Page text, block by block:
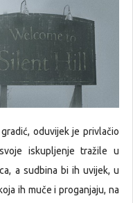
oduvijek je privlačio
iskupljenje tražile u
a sudbina bi ih uvijek, u
ih muče i proganjaju, na